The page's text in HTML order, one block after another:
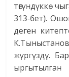
төгүндүккө
313-бет).
деген
жүргүздү.